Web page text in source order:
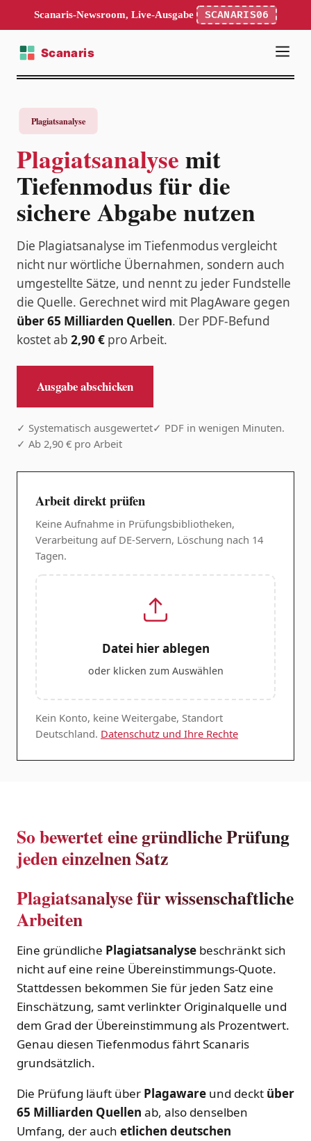
Scanaris-Newsroom, Live-Ausgabe SCANARIS06
Plagiatsanalysemit
Tiefenmodus für die
sichere Abgabe nutzen
Die Plagiatsanalyse im Tiefenmodus vergleicht
nicht nur wörtliche Übernahmen, sondern auch
umgestellte Sätze, und nennt zu jeder Fundstelle
die Quelle. Gerechnet wird mit PlagAware gegen
über 65 Milliarden Quellen. Der PDF-Befund
kostet ab 2,90 € pro Arbeit.
Ausgabe abschicken
✓ Systematisch ausgewertet✓ PDF in wenigen Minuten.
✓ Ab 2,90 € pro Arbeit
Arbeit direkt prüfen
Keine Aufnahme in Prüfungsbibliotheken,
Verarbeitung auf DE-Servern, Löschung nach 14
Tagen.
Datei hier ablegen
oder klicken zum Auswählen
Kein Konto, keine Weitergabe, Standort
Deutschland. Datenschutz und Ihre Rechte
So bewertet eine gründliche Prüfung
jeden einzelnen Satz
Plagiatsanalyse für wissenschaftliche
Arbeiten
Eine gründliche Plagiatsanalyse beschränkt sich
nicht auf eine reine Übereinstimmungs-Quote.
Stattdessen bekommen Sie für jeden Satz eine
Einschätzung, samt verlinkter Originalquelle und
dem Grad der Übereinstimmung als Prozentwert.
Genau diesen Tiefenmodus fährt Scanaris
grundsätzlich.
Die Prüfung läuft über Plagaware und deckt über
65 Milliarden Quellen ab, also denselben
Umfang, der auch etlichen deutschen